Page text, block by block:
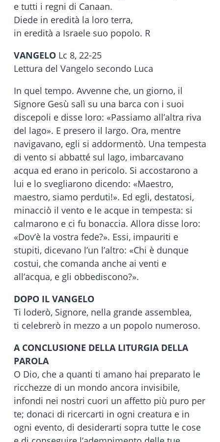
e tutti i regni di Canaan.
Diede in eredità la loro terra,
in eredità a Israele suo popolo. R
VANGELO Lc 8, 22-25
Lettura del Vangelo secondo Luca
In quel tempo. Avvenne che, un giorno, il
Signore Gesù salì su una barca con i suoi
discepoli e disse loro: «Passiamo all’altra riva
del lago». E presero il largo. Ora, mentre
navigavano, egli si addormentò. Una tempesta
di vento si abbatté sul lago, imbarcavano
acqua ed erano in pericolo. Si accostarono a
lui e lo svegliarono dicendo: «Maestro,
maestro, siamo perduti!». Ed egli, destatosi,
minacciò il vento e le acque in tempesta: si
calmarono e ci fu bonaccia. Allora disse loro:
«Dov’è la vostra fede?». Essi, impauriti e
stupiti, dicevano l’un l’altro: «Chi è dunque
costui, che comanda anche ai venti e
all’acqua, e gli obbediscono?».
DOPO IL VANGELO
Ti loderò, Signore, nella grande assemblea,
ti celebrerò in mezzo a un popolo numeroso.
A CONCLUSIONE DELLA LITURGIA DELLA
PAROLA
O Dio, che a quanti ti amano hai preparato le
ricchezze di un mondo ancora invisibile,
infondi nei nostri cuori un affetto più puro per
te; donaci di ricercarti in ogni creatura e in
ogni evento, di desiderarti sopra tutte le cose